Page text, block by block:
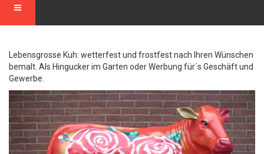
Lebensgrosse Kuh: wetterfest und frostfest nach Ihren Wünschen
bemalt. Als Hingucker im Garten oder Werbung für´s Geschäft und
Gewerbe.